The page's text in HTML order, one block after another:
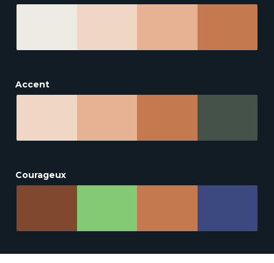
Accent
Courageux